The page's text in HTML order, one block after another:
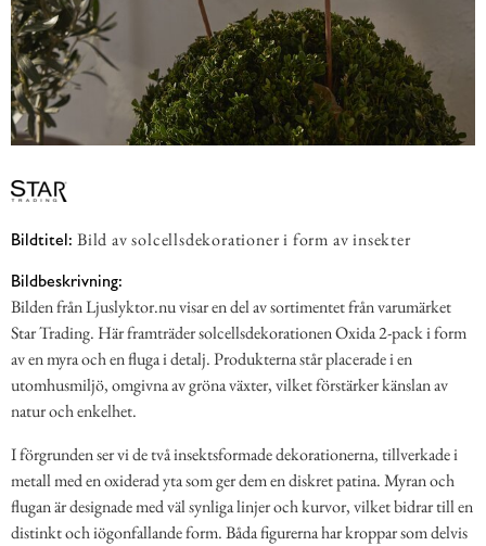
Bildtitel: Bild av solcellsdekorationer i form av insekter
Bildbeskrivning:
Bilden från Ljuslyktor.nu visar en del av sortimentet från varumärket
Star Trading. Här framträder solcellsdekorationen Oxida 2-pack i form
av en myra och en fluga i detalj. Produkterna står placerade i en
utomhusmiljö, omgivna av gröna växter, vilket förstärker känslan av
natur och enkelhet.
I förgrunden ser vi de två insektsformade dekorationerna, tillverkade i
metall med en oxiderad yta som ger dem en diskret patina. Myran och
flugan är designade med väl synliga linjer och kurvor, vilket bidrar till en
distinkt och iögonfallande form. Båda figurerna har kroppar som delvis